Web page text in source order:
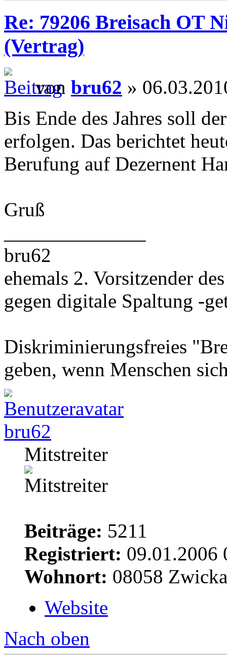
Re: 79206 Breisach OT
(Vertrag)
von bru62 »
Bis Ende des Jahres soll
erfolgen. Das berichtet
Berufung auf Dezernent
Gruß
bru62
ehemals 2. Vorsitzender
gegen digitale Spaltung -
Diskriminierungsfreies
geben, wenn Menschen
bru62
Mitstreiter
Beiträge: 5211
Registriert: 09.01.2006
Wohnort: 08058
Website
Nach oben